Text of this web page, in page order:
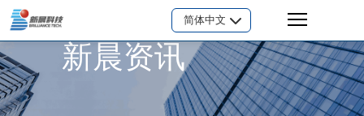
简体中文
新晨资讯